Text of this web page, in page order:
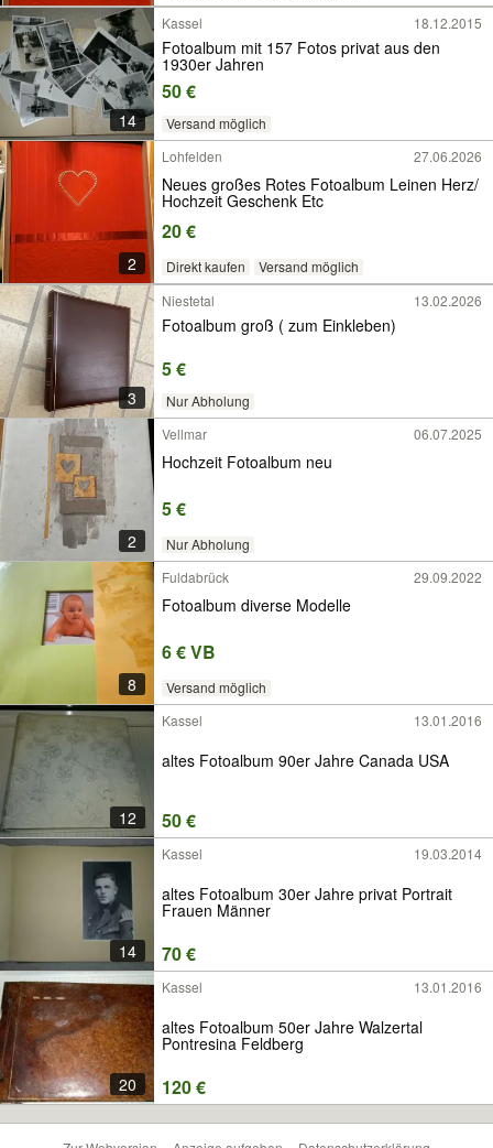
14
Kassel 18.12.2015
Fotoalbum mit 157 Fotos privat aus den
1930er Jahren
50 €
Versand möglich
2
Lohfelden 27.06.2026
Neues großes Rotes Fotoalbum Leinen Herz/
Hochzeit Geschenk Etc
20 €
Direkt kaufen Versand möglich
3
Niestetal 13.02.2026
Fotoalbum groß ( zum Einkleben)
5 €
Nur Abholung
2
Vellmar 06.07.2025
Hochzeit Fotoalbum neu
5 €
Nur Abholung
8
Fuldabrück 29.09.2022
Fotoalbum diverse Modelle
6 € VB
Versand möglich
12
Kassel 13.01.2016
altes Fotoalbum 90er Jahre Canada USA
50 €
14
Kassel 19.03.2014
altes Fotoalbum 30er Jahre privat Portrait
Frauen Männer
70 €
20
Kassel 13.01.2016
altes Fotoalbum 50er Jahre Walzertal
Pontresina Feldberg
120 €